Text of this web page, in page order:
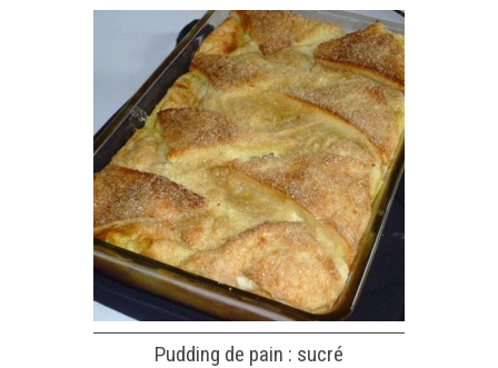
Pudding de pain : sucré